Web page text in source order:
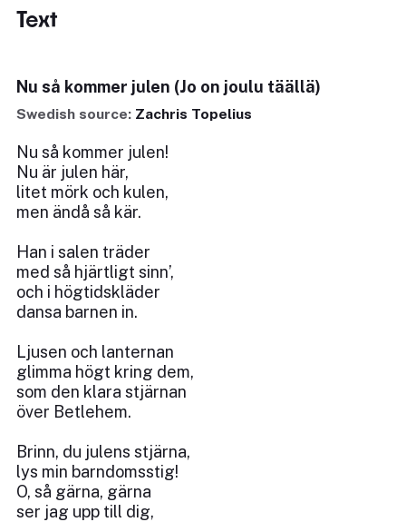
Text
Nu så kommer julen (Jo on joulu täällä)
Swedish source: Zachris Topelius
Nu så kommer julen!
Nu är julen här,
litet mörk och kulen,
men ändå så kär.
Han i salen träder
med så hjärtligt sinn’,
och i högtidskläder
dansa barnen in.
Ljusen och lanternan
glimma högt kring dem,
som den klara stjärnan
över Betlehem.
Brinn, du julens stjärna,
lys min barndomsstig!
O, så gärna, gärna
ser jag upp till dig,